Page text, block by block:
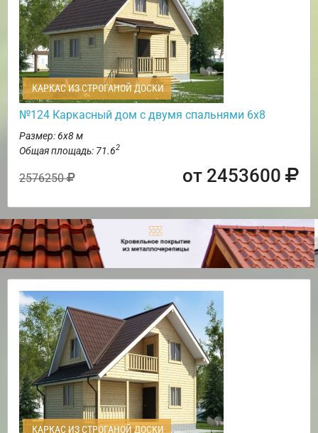
КАРКАС ИЗ СТРОГАНОЙ ДОСКИ
№124 Каркасный дом с двумя спальнями 6х8
Размер: 6х8 м
Общая площадь: 71.62
2576250 от 2453600
КАРКАС ИЗ СТРОГАНОЙ ДОСКИ